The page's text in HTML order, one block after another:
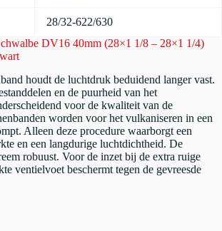
DV16 40mm (28×1 1/8 – 28×1 1/4)
houdt de luchtdruk beduidend langer vast.
en de puurheid van het
voor de kwaliteit van de
worden voor het vulkaniseren in een
Alleen deze procedure waarborgt een
en een langdurige luchtdichtheid. De
robuust. Voor de inzet bij de extra ruige
ventielvoet beschermt tegen de gevreesde
28/32-622/630